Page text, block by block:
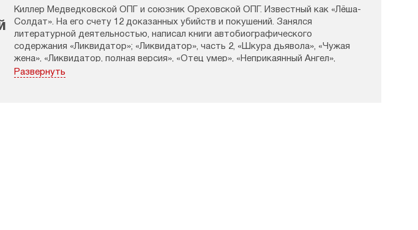
Киллер Медведковской ОПГ и союзник Ореховской ОПГ. Известный как «Лёша-
Солдат». На его счету 12 доказанных убийств и покушений. Занялся
литературной деятельностью, написал книги автобиографического
содержания «Ликвидатор»; «Ликвидатор», часть 2, «Шкура дьявола», «Чужая
жена», «Ликвидатор, полная версия», «Отец умер», «Неприкаянный Ангел»,
«Воспоминания живучего пузожителя», «Онколига».
Развернуть